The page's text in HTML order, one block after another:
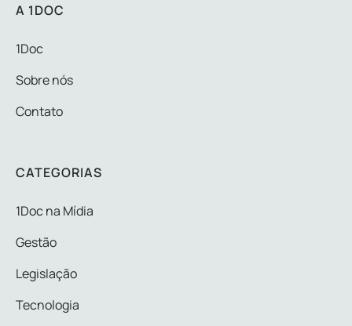
A 1DOC
1Doc
Sobre nós
Contato
CATEGORIAS
1Doc na Mídia
Gestão
Legislação
Tecnologia